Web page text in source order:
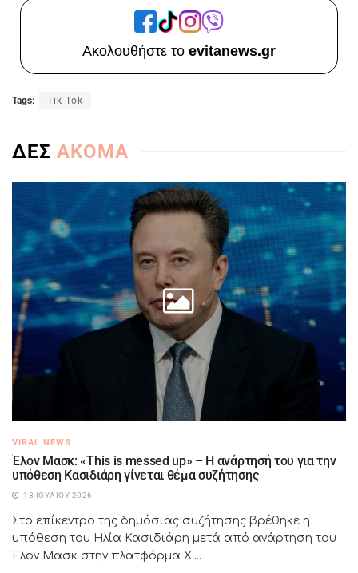
Ακολουθήστε το evitanews.gr
Tags: Tik Tok
ΔΕΣ ΑΚΟΜΑ
VIRAL NEWS
Έλον Μασκ: «This is messed up» – Η ανάρτησή του για την
υπόθεση Κασιδιάρη γίνεται θέμα συζήτησης
18 ΙΟΥΛΊΟΥ 2026
Στο επίκεντρο της δημόσιας συζήτησης βρέθηκε η
υπόθεση του Ηλία Κασιδιάρη μετά από ανάρτηση του
Έλον Μασκ στην πλατφόρμα X....